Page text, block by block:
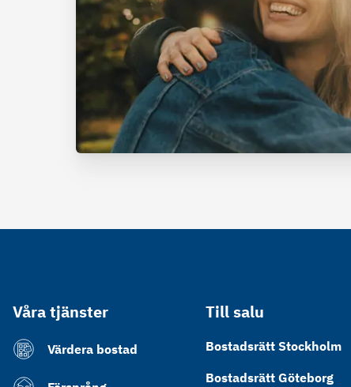
Våra tjänster
Värdera bostad
Till salu
Bostadsrätt Stockholm
Bostadsrätt Göteborg